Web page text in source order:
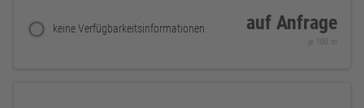
keine Verfügbarkeitsinformationen auf Anfrage
je 100 m